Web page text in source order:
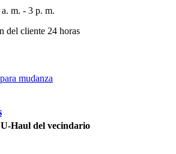
m. - 3 p. m.
del cliente 24 horas
mudanza
Haul del vecindario